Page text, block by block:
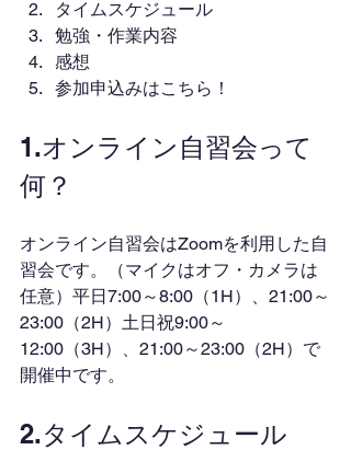
タイムスケジュール
勉強・作業内容
感想
参加申込みはこちら！
1.オンライン自習会って
何？
オンライン自習会はZoomを利用した自
習会です。（マイクはオフ・カメラは
任意）平日7:00～8:00（1H）、21:00～
23:00（2H）土日祝9:00～
12:00（3H）、21:00～23:00（2H）で
開催中です。
2.タイムスケジュール